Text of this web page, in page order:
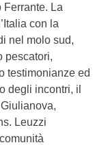
Ferrante. La
con la
nel molo sud,
pescatori,
testimonianze ed
degli incontri, il
Leuzzi